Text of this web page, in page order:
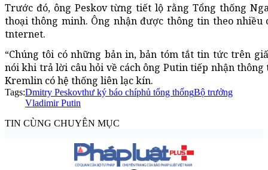
Trước đó, ông Peskov từng tiết lộ rằng Tổng thống
thoại thông minh. Ông nhận được thông tin theo nhiều
tnternet.
“Chúng tôi có những bản in, bản tóm tắt tin tức trên
nói khi trả lời câu hỏi về cách ông Putin tiếp nhận
Kremlin có hệ thống liên lạc kín.
Tags:Dmitry Peskovthư ký báo chíphủ tổng thốngBộ trưởng
Vladimir Putin
TIN CÙNG CHUYÊN MỤC